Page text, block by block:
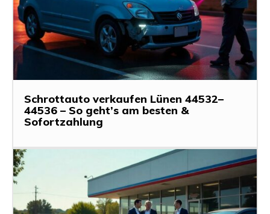
Schrottauto verkaufen Lünen 44532–
44536 – So geht’s am besten &
Sofortzahlung